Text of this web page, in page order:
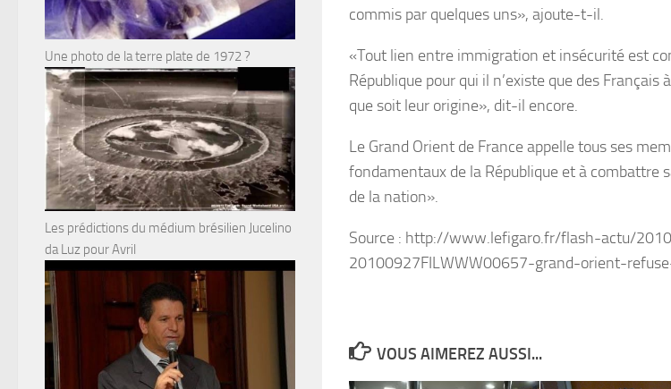
commis par quelques uns», ajoute-t-il.
«Tout lien entre immigration et insécurité est
République pour qui il n’existe que des
que soit leur origine», dit-il encore.
Le Grand Orient de France appelle tous ses
fondamentaux de la République et à combattre
de la nation».
Source : http://www.lefigaro.fr/flash-actu/
20100927FILWWW00657-grand-orient-
VOUS AIMEREZ AUSSI...
Une photo de la terre plate de 1972 ?
Les prédictions du médium brésilien Jucelino
da Luz pour Avril